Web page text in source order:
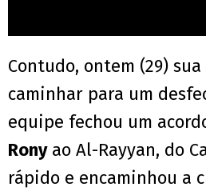
Contudo, ontem (29)
caminhar para um
equipe fechou um
Ronyao Al-Rayyan, do
rápido e encaminhou a